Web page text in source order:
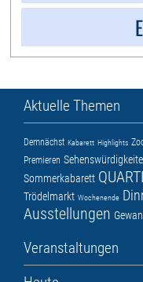
Aktuelle Themen
Demnächst Kabarett Highlights
Premieren
Sommerkabarett
Trödelmarkt Wochenende
Ausstellungen
Veranstaltungen